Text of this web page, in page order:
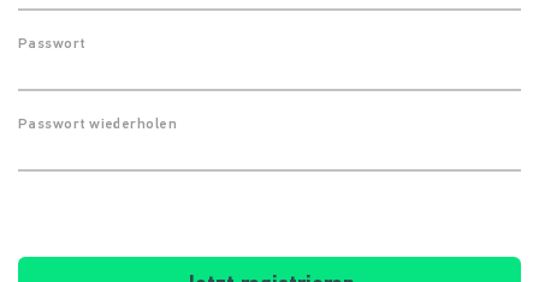
Passwort
Passwort wiederholen